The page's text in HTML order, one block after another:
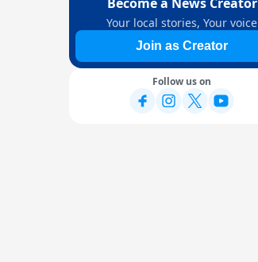
Your local stories, Your voice
Join as Creator
Follow us on